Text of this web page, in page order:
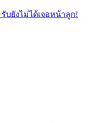
บยังไม่ได้เจอหน้าลูก!